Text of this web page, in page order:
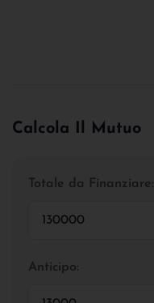
Calcola Il Mutuo
Totale da Finanziare:
Anticipo: